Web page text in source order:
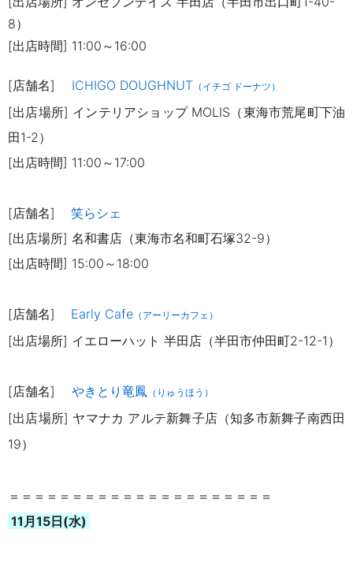
8）
[出店時間] 11:00～16:00
[店舗名] ICHIGO DOUGHNUT （イチゴ ドーナツ）
[出店場所] インテリアショップ MOLIS（東海市荒尾町下油
田1-2）
[出店時間] 11:00～17:00
[店舗名] 笑らシェ
[出店場所] 名和書店（東海市名和町石塚32-9）
[出店時間] 15:00～18:00
[店舗名] Early Cafe （アーリーカフェ）
[出店場所] イエローハット 半田店（半田市仲田町2-12-1）
[店舗名] やきとり竜鳳 （りゅうほう）
[出店場所] ヤマナカ アルテ新舞子店（知多市新舞子南西田
19）
＝＝＝＝＝＝＝＝＝＝＝＝＝＝＝＝＝＝＝＝＝
11月15日(水)